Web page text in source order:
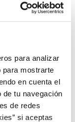
para analizar
mostrarte
en cuenta el
de tu navegación
de redes
si aceptas